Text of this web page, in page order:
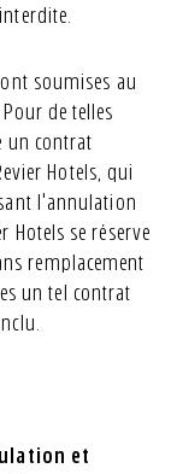
soumises au
de telles
un contrat
Hotels, qui
l'annulation
Hotels se réserve
remplacement
un tel contrat
et